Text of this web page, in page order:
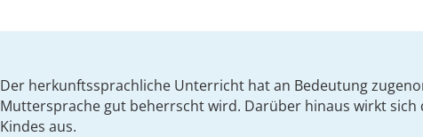
Der herkunftssprachliche Unterricht hat an Bedeutung
Muttersprache gut beherrscht wird. Darüber hinaus wirkt
Kindes aus.